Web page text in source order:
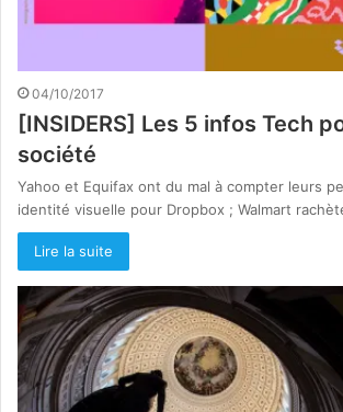
04/10/2017
[INSIDERS] Les 5 infos Tech
société
Yahoo et Equifax ont du mal à compter leurs
identité visuelle pour Dropbox ; Walmart
Lire la suite